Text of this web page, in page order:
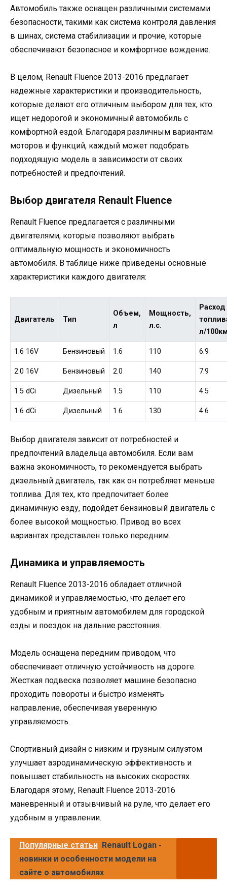
Автомобиль также оснащен различными системами
безопасности, такими как система контроля давления
в шинах, система стабилизации и прочие, которые
обеспечивают безопасное и комфортное вождение.
В целом, Renault Fluence 2013-2016 предлагает
надежные характеристики и производительность,
которые делают его отличным выбором для тех, кто
ищет недорогой и экономичный автомобиль с
комфортной ездой. Благодаря различным вариантам
моторов и функций, каждый может подобрать
подходящую модель в зависимости от своих
потребностей и предпочтений.
Выбор двигателя Renault Fluence
Renault Fluence предлагается с различными
двигателями, которые позволяют выбрать
оптимальную мощность и экономичность
автомобиля. В таблице ниже приведены основные
характеристики каждого двигателя:
Двигатель Тип
Объем,
л
Мощность,
л.с.
Расход
л/
1.6 16V Бензиновый 1.6 110 6.9
2.0 16V Бензиновый 2.0 140 7.9
1.5 dCi Дизельный 1.5 110 4.5
1.6 dCi Дизельный 1.6 130 4.6
Выбор двигателя зависит от потребностей и
предпочтений владельца автомобиля. Если вам
важна экономичность, то рекомендуется выбрать
дизельный двигатель, так как он потребляет меньше
топлива. Для тех, кто предпочитает более
динамичную езду, подойдет бензиновый двигатель с
более высокой мощностью. Привод во всех
вариантах представлен только передним.
Динамика и управляемость
Renault Fluence 2013-2016 обладает отличной
динамикой и управляемостью, что делает его
удобным и приятным автомобилем для городской
езды и поездок на дальние расстояния.
Модель оснащена передним приводом, что
обеспечивает отличную устойчивость на дороге.
Жесткая подвеска позволяет машине безопасно
проходить повороты и быстро изменять
направление, обеспечивая уверенную
управляемость.
Спортивный дизайн с низким и грузным силуэтом
улучшает аэродинамическую эффективность и
повышает стабильность на высоких скоростях.
Благодаря этому, Renault Fluence 2013-2016
маневренный и отзывчивый на руле, что делает его
удобным в управлении.
Популярные статьи Renault Logan -
новинки и особенности модели на
сайте о автомобилях